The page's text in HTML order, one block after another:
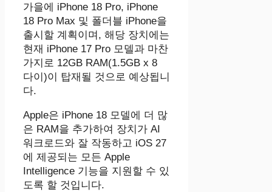
가을에 iPhone 18 Pro, iPhone
18 Pro Max 및 폴더블 iPhone을
출시할 계획이며, 해당 장치에는
현재 iPhone 17 Pro 모델과 마찬
가지로 12GB RAM(1.5GB x 8
다이)이 탑재될 것으로 예상됩니
다.
Apple은 ‌iPhone 18‌ 모델에 더 많
은 RAM을 추가하여 장치가 AI
워크로드와 잘 작동하고 iOS 27
에 제공되는 모든 Apple
Intelligence 기능을 지원할 수 있
도록 할 것입니다.